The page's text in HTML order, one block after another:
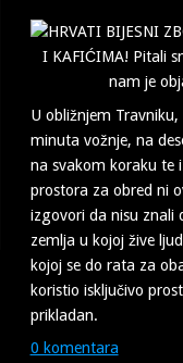
U obližnjem
minuta vožnje, na
na svakom koraku te
prostora za obred ni
izgovori da nisu znali
zemlja u kojoj žive
kojoj se do rata za
koristio isključivo
prikladan.
0 komentara